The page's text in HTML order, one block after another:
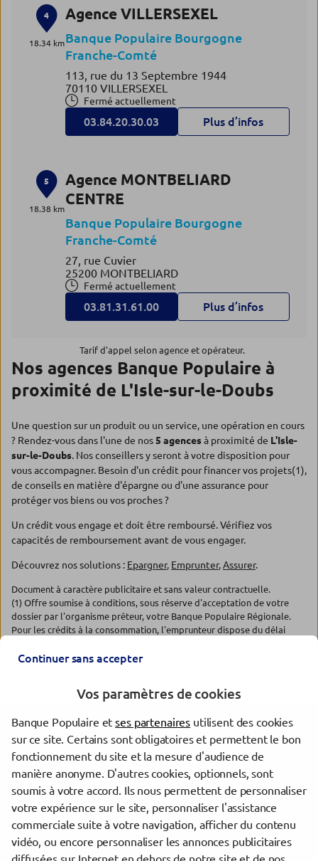
4
18.34 km
Agence VILLERSEXEL
Banque Populaire Bourgogne
Franche-Comté
113, rue du 13 Septembre 1944
70110 VILLERSEXEL
Fermé actuellement
03.84.20.30.03 Plus d’infos
5
18.38 km
Agence MONTBELIARD
CENTRE
Banque Populaire Bourgogne
Franche-Comté
27, rue Cuvier
25200 MONTBELIARD
Fermé actuellement
03.81.31.61.00 Plus d’infos
Tarif d'appel selon agence et opérateur.
Nos agences Banque Populaire à
proximité de L'Isle-sur-le-Doubs
Une question sur un produit ou un service, une opération en cours
? Rendez-vous dans l'une de nos5 agencesà proximité de L'Isle-
sur-le-Doubs. Nos conseillers y seront à votre disposition pour
vous accompagner. Besoin d'un crédit pour financer vos projets(1),
de conseils en matière d'épargne ou d'une assurance pour
protéger vos biens ou vos proches ?
Un crédit vous engage et doit être remboursé. Vérifiez vos
capacités de remboursement avant de vous engager.
Découvrez nos solutions : Epargner, Emprunter,Assurer.
Document à caractère publicitaire et sans valeur contractuelle.
(1) Offre soumise à conditions, sous réserve d'acceptation de votre
dossier par l'organisme prêteur, votre Banque Populaire Régionale.
Pour les crédits à la consommation, l'emprunteur dispose du délai
dispose d'un délai de réflexion de dix jours avant d'accepter l'offre de
Les agences Banque Populaire dans les villes à proximité
Montbéliard
Belfort
Besançon
Trouver une agence Banque Populaire
Continuer sans accepter
Vos paramètres de cookies
Banque Populaire etses partenaires utilisent des cookies
sur ce site. Certains sont obligatoires et permettent le bon
fonctionnement du site et la mesure d'audience de
manière anonyme. D'autres cookies, optionnels, sont
soumis à votre accord. Ils nous permettent de personnaliser
votre expérience sur le site, personnaliser l'assistance
commerciale suite à votre navigation, afficher du contenu
vidéo, ou encore personnaliser les annonces publicitaires